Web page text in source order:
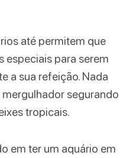
até permitem que
especiais para serem
a sua refeição. Nada
segurando
tropicais.
em ter um aquário em